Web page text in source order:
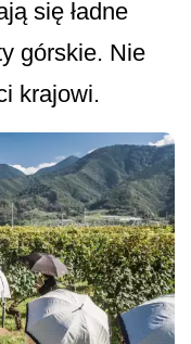
się ładne
górskie. Nie
krajowi.